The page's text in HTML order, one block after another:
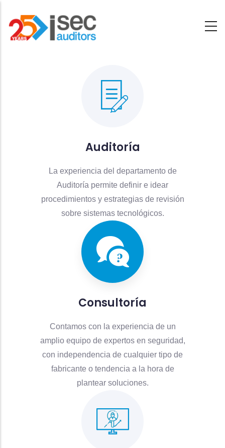
contenido
Auditoría
La experiencia del departamento de
Auditoría permite definir e idear
procedimientos y estrategias de revisión
sobre sistemas tecnológicos.
Consultoría
Contamos con la experiencia de un
amplio equipo de expertos en seguridad,
con independencia de cualquier tipo de
fabricante o tendencia a la hora de
plantear soluciones.